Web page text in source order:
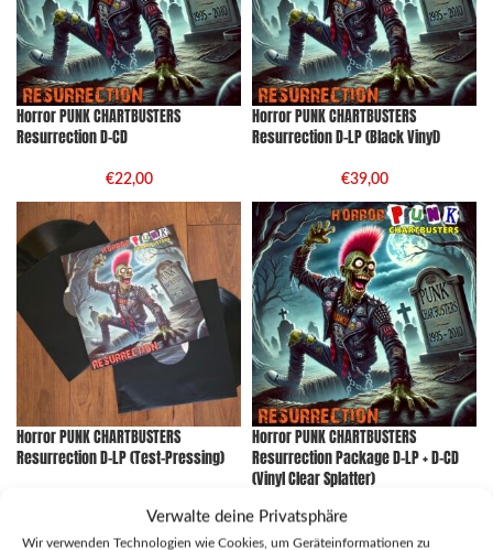
Verwalte deine Privatsphäre
Wir verwenden Technologien wie Cookies, um Geräteinformationen zu
Horror PUNK CHARTBUSTERS
Resurrection D-CD
€22,00
Horror PUNK CHARTBUSTERS
Resurrection D-LP (Black Vinyl)
€39,00
Horror PUNK CHARTBUSTERS
Resurrection D-LP (Test-Pressing)
Horror PUNK CHARTBUSTERS
Resurrection Package D-LP + D-CD
(Vinyl Clear Splatter)
€